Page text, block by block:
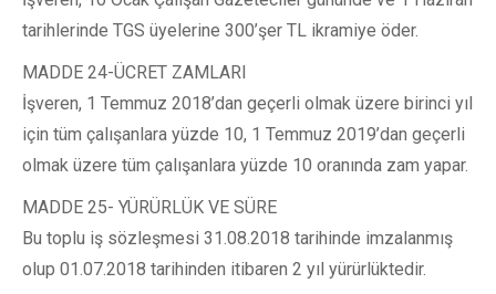
tarihlerinde TGS üyelerine 300’şer TL ikramiye öder.
MADDE 24-ÜCRET ZAMLARI
İşveren, 1 Temmuz 2018’dan geçerli olmak üzere birinci yıl
için tüm çalışanlara yüzde 10, 1 Temmuz 2019’dan geçerli
olmak üzere tüm çalışanlara yüzde 10 oranında zam yapar.
MADDE 25- YÜRÜRLÜK VE SÜRE
Bu toplu iş sözleşmesi 31.08.2018 tarihinde imzalanmış
olup 01.07.2018 tarihinden itibaren 2 yıl yürürlüktedir.